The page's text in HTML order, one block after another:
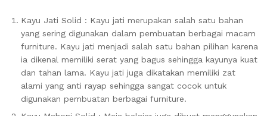
Kayu Jati Solid : Kayu jati merupakan salah satu bahan
yang sering digunakan dalam pembuatan berbagai macam
furniture. Kayu jati menjadi salah satu bahan pilihan karena
ia dikenal memiliki serat yang bagus sehingga kayunya kuat
dan tahan lama. Kayu jati juga dikatakan memiliki zat
alami yang anti rayap sehingga sangat cocok untuk
digunakan pembuatan berbagai furniture.